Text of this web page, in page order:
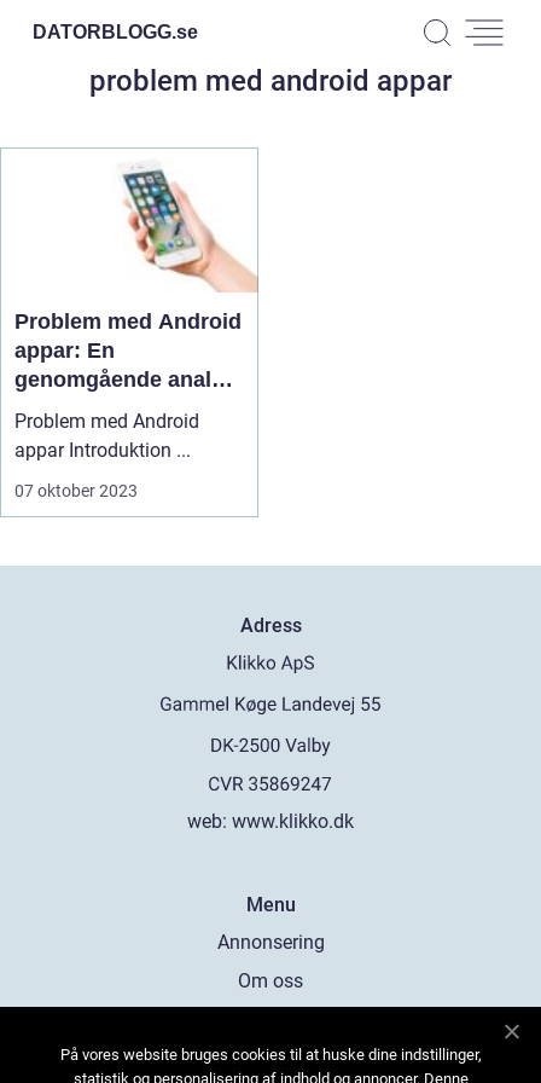
DATORBLOGG.se
problem med android appar
Problem med Android
appar: En
genomgående analys
av utmaningar och
lösningar
Problem med Android
appar Introduktion ...
07 oktober 2023
Adress
web: www.klikko.dk
Menu
Annonsering
Om oss
Kontakta oss
På vores website bruges cookies til at huske dine indstillinger,
statistik og personalisering af indhold og annoncer. Denne